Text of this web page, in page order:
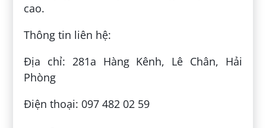
cao.
Thông tin liên hệ:
Địa chỉ: 281a Hàng Kênh, Lê Chân, Hải
Phòng
Điện thoại: 097 482 02 59